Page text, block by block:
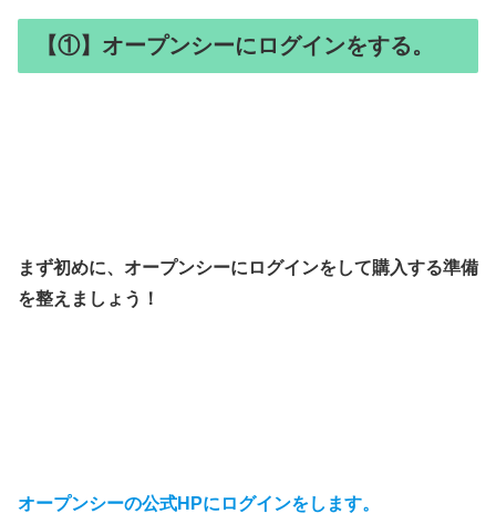
【①】オープンシーにログインをする。
まず初めに、オープンシーにログインをして購入する準備
を整えましょう！
オープンシーの公式HPにログインをします。